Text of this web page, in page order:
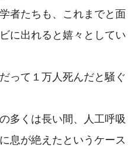
者たちも、これまでと面
に出れると嬉々としてい
って１万人死んだと騒ぐ
多くは長い間、人工呼吸
息が絶えたというケース